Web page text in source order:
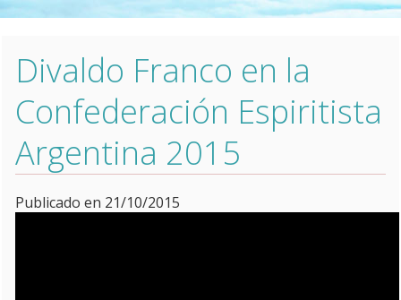
Divaldo Franco en la
Confederación Espiritista
Argentina 2015
Publicado en 21/10/2015